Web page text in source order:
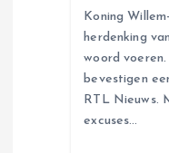
Koning
herdenking
woord
bevestigen
RTL Nieuws.
excuses…